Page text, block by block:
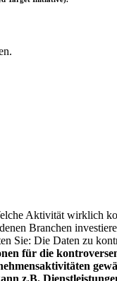
Aktivität wirklich
Branchen
Sie: Die Daten zu
für die
z.B.